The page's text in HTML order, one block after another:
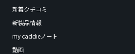
新着クチコミ
新製品情報
my caddieノート
動画